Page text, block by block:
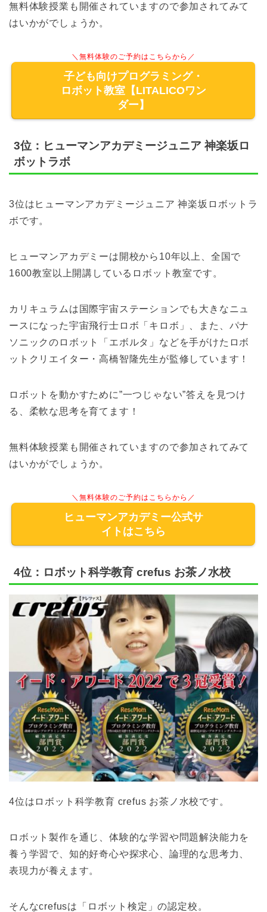
無料体験授業も開催されていますので参加されてみて
はいかがでしょうか。
＼無料体験のご予約はこちらから／
子ども向けプログラミング・
ロボット教室【LITALICOワン
ダー】
3位：ヒューマンアカデミージュニア 神楽坂ロ
ボットラボ
3位はヒューマンアカデミージュニア 神楽坂ロボットラ
ボです。
ヒューマンアカデミーは開校から10年以上、全国で
1600教室以上開講しているロボット教室です。
カリキュラムは国際宇宙ステーションでも大きなニュ
ースになった宇宙飛行士ロボ「キロボ」、また、パナ
ソニックのロボット「エボルタ」などを手がけたロボ
ットクリエイター・高橋智隆先生が監修しています！
ロボットを動かすために”一つじゃない”答えを見つけ
る、柔軟な思考を育てます！
無料体験授業も開催されていますので参加されてみて
はいかがでしょうか。
＼無料体験のご予約はこちらから／
ヒューマンアカデミー公式サ
イトはこちら
4位：ロボット科学教育 crefus お茶ノ水校
4位はロボット科学教育 crefus お茶ノ水校です。
ロボット製作を通じ、体験的な学習や問題解決能力を
養う学習で、知的好奇心や探求心、論理的な思考力、
表現力が養えます。
そんなcrefusは「ロボット検定」の認定校。